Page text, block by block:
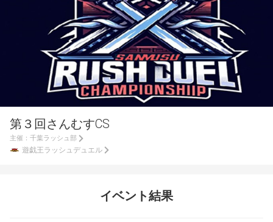
第３回さんむすCS
主催： 千葉ラッシュ部
遊戯王ラッシュデュエル
イベント結果